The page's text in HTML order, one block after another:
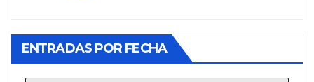
ENTRADAS POR FECHA